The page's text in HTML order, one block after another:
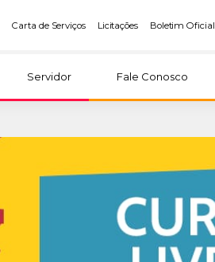
Carta de Serviços Licitações Boletim Oficial
Servidor Fale Conosco